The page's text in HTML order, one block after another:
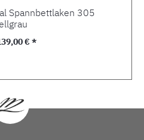
Spannbettlaken 305
Preis:
€ *